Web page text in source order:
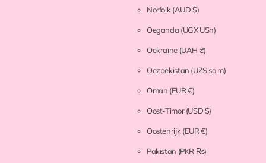
Norfolk (AUD $)
Oeganda (UGX USh)
Oekraïne (UAH ₴)
Oezbekistan (UZS so'm)
Oman (EUR €)
Oost-Timor(USD $)
Oostenrijk (EUR €)
Pakistan (PKR ₨)